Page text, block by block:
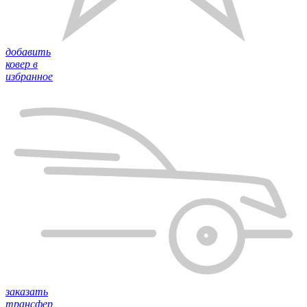
добавить
ковер в
избранное
заказать
трансфер